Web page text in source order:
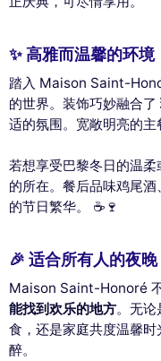
✨ 高雅而温馨的环境
踏入 Maison Saint-
的世界。装饰巧妙融合了
适的氛围。宽敞明亮的主
若想享受巴黎冬日的温柔
的所在。餐后品味鸡尾
的节日繁华。 ☕🍷
🎉 适合所有人的夜晚
Maison Saint-Honoré
能找到欢乐的地方。无论
食，还是家庭共度温馨
醉。